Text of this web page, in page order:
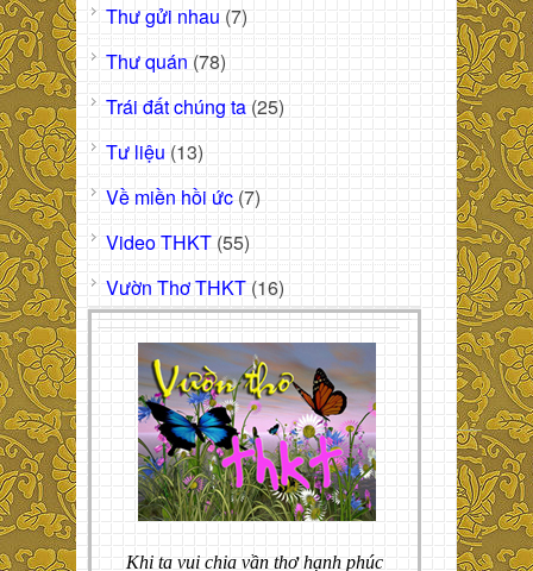
Thư gửi nhau (7)
Thư quán (78)
Trái đất chúng ta (25)
Tư liệu (13)
Về miền hồi ức (7)
Video THKT (55)
Vườn Thơ THKT (16)
Khi ta vui chia vần thơ hạnh phúc